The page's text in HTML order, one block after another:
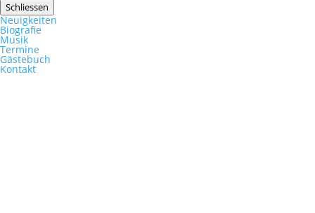
Schliessen
Neuigkeiten
Biografie
Musik
Termine
Gästebuch
Kontakt